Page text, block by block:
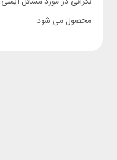
محصول می شود .